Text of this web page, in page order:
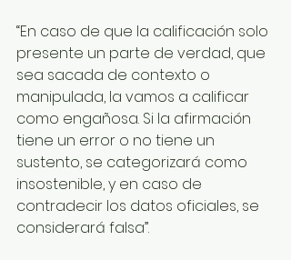
“En caso de que la calificación solo
presente un parte de verdad, que
sea sacada de contexto o
manipulada, la vamos a calificar
como engañosa. Si la afirmación
tiene un error o no tiene un
sustento, se categorizará como
insostenible, y en caso de
contradecir los datos oficiales, se
considerará falsa”.